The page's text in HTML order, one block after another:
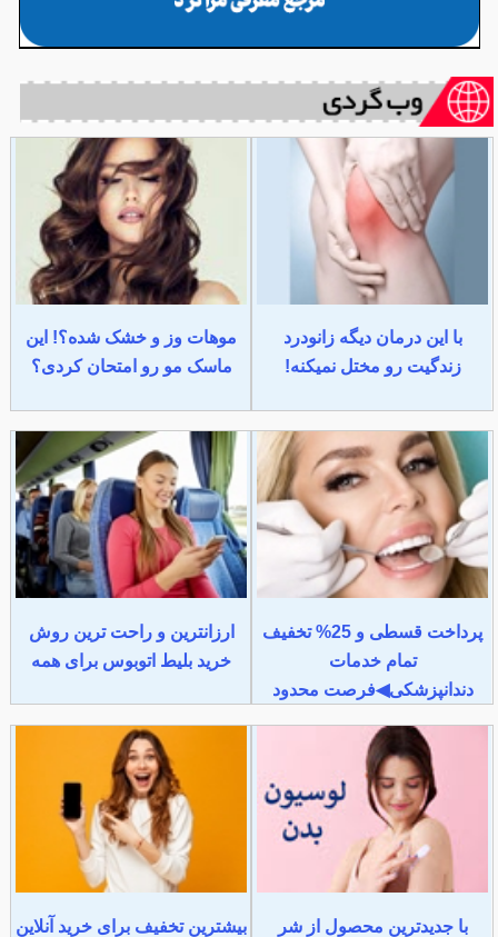
با این درمان دیگه زانودرد
زندگیت رو مختل نمیکنه!
موهات وز و خشک شده؟! این
ماسک مو رو امتحان کردی؟
پرداخت قسطی و 25% تخفیف
تمام خدمات
دندانپزشکی◀فرصت محدود
ارزانترین و راحت ترین روش
خرید بلیط اتوبوس برای همه
با جدیدترین محصول از شر
بیشترین تخفیف برای خرید آنلاین